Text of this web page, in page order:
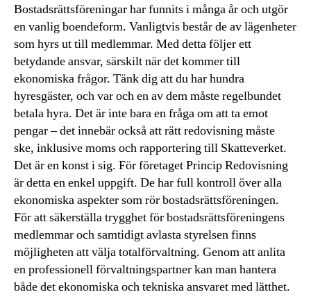
Bostadsrättsföreningar har funnits i många år och utgör
en vanlig boendeform. Vanligtvis består de av lägenheter
som hyrs ut till medlemmar. Med detta följer ett
betydande ansvar, särskilt när det kommer till
ekonomiska frågor. Tänk dig att du har hundra
hyresgäster, och var och en av dem måste regelbundet
betala hyra. Det är inte bara en fråga om att ta emot
pengar – det innebär också att rätt redovisning måste
ske, inklusive moms och rapportering till Skatteverket.
Det är en konst i sig. För företaget Princip Redovisning
är detta en enkel uppgift. De har full kontroll över alla
ekonomiska aspekter som rör bostadsrättsföreningen.
För att säkerställa trygghet för bostadsrättsföreningens
medlemmar och samtidigt avlasta styrelsen finns
möjligheten att välja totalförvaltning. Genom att anlita
en professionell förvaltningspartner kan man hantera
både det ekonomiska och tekniska ansvaret med lätthet.